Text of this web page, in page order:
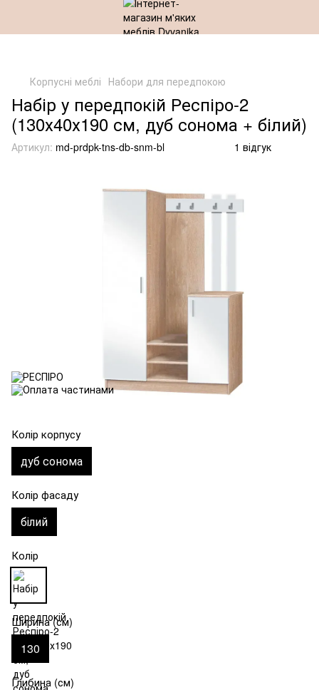
Корпусні меблі Набори для передпокою
Набір у передпокій Респіро-2
(130х40х190 см, дуб сонома + білий)
Артикул: md-prdpk-tns-db-snm-bl 1 відгук
Колір корпусу
дуб сонома
Колір фасаду
білий
Колір
Ширина (см)
130
Глибина (см)